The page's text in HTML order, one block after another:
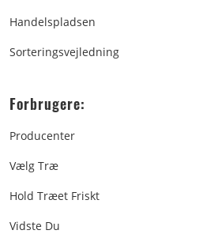
Handelspladsen
Sorteringsvejledning
Forbrugere:
Producenter
Vælg Træ
Hold Træet Friskt
Vidste Du